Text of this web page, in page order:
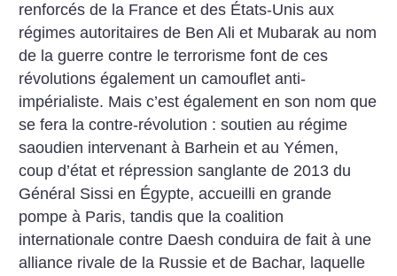
renforcés de la France et des États-Unis aux
régimes autoritaires de Ben Ali et Mubarak au nom
de la guerre contre le terrorisme font de ces
révolutions également un camouflet anti-
impérialiste. Mais c’est également en son nom que
se fera la contre-révolution : soutien au régime
saoudien intervenant à Barhein et au Yémen,
coup d’état et répression sanglante de 2013 du
Général Sissi en Égypte, accueilli en grande
pompe à Paris, tandis que la coalition
internationale contre Daesh conduira de fait à une
alliance rivale de la Russie et de Bachar, laquelle